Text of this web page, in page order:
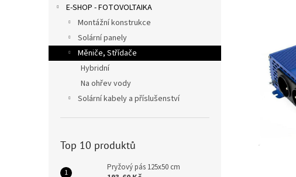
E-SHOP - FOTOVOLTAIKA
Montážní konstrukce
Solární panely
Měniče, Střídače
Hybridní
Na ohřev vody
Solární kabely a příslušenství
Top 10 produktů
Pryžový pás 125x50 cm